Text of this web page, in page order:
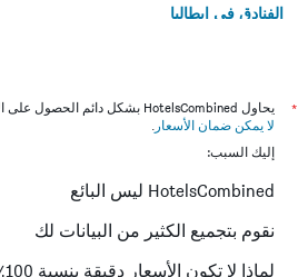
الفنادق في إيطاليا
*
يحاول HotelsCombined بشكل دائم الحصول على الأسعار الدقيقة، ولكن
لا يمكن ضمان الأسعار .
إليك السبب:
HotelsCombined ليس البائع
نقوم بتجميع الكثير من البيانات لك
لماذا لا تكون الأسعار دقيقة بنسبة 100٪؟